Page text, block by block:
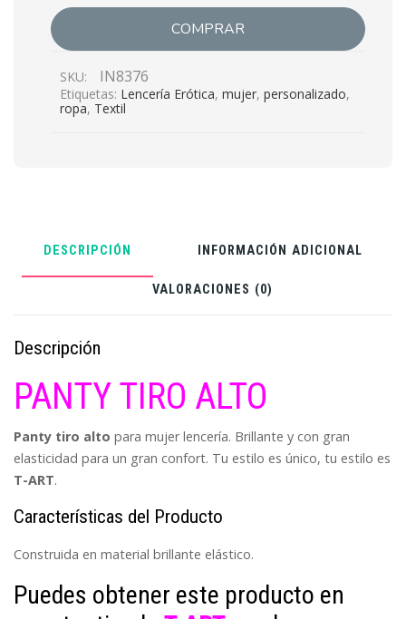
COMPRAR
SKU: IN8376
Etiquetas: Lencería Erótica, mujer, personalizado,
ropa, Textil
DESCRIPCIÓN INFORMACIÓN ADICIONAL
VALORACIONES (0)
Descripción
PANTY TIRO ALTO
Panty tiro alto para mujer lencería. Brillante y con gran
elasticidad para un gran confort. Tu estilo es único, tu estilo es
T-ART.
Características del Producto
Construida en material brillante elástico.
Puedes obtener este producto en